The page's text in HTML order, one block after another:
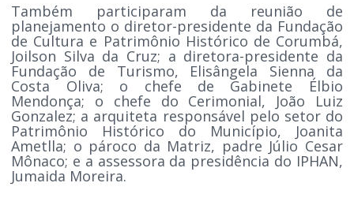
Também participaram da reunião de
planejamento o diretor-presidente da Fundação
de Cultura e Patrimônio Histórico de Corumbá,
Joilson Silva da Cruz; a diretora-presidente da
Fundação de Turismo, Elisângela Sienna da
Costa Oliva; o chefe de Gabinete Élbio
Mendonça; o chefe do Cerimonial, João Luiz
Gonzalez; a arquiteta responsável pelo setor do
Patrimônio Histórico do Município, Joanita
Ametlla; o pároco da Matriz, padre Júlio Cesar
Mônaco; e a assessora da presidência do IPHAN,
Jumaida Moreira.